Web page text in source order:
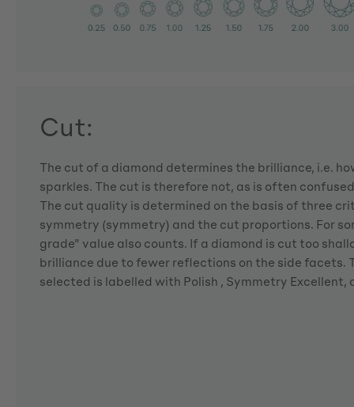
Cut:
The cut of a diamond determines the brilliance, i.e.
sparkles. The cut is therefore not, as is often
The cut quality is determined on the basis of three
symmetry (symmetry) and the cut proportions. For
grade" value also counts. If a diamond is cut too
brilliance due to fewer reflections on the side facets.
selected is labelled with Polish , Symmetry Excellent,